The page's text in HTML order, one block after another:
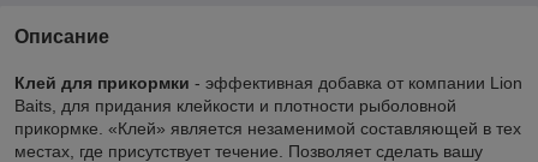
Описание
Клей для прикормки - эффективная добавка от компании Lion
Baits, для придания клейкости и плотности рыболовной
прикормке. «Клей» является незаменимой составляющей в тех
местах, где присутствует течение. Позволяет сделать вашу